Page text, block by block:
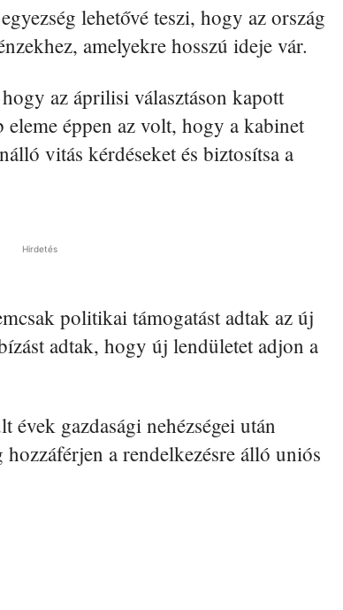
lehetővé teszi, hogy az ország
amelyekre hosszú ideje vár.
az áprilisi választáson kapott
éppen az volt, hogy a kabinet
vitás kérdéseket és biztosítsa a
Hirdetés
politikai támogatást adtak az új
adtak, hogy új lendületet adjon a
gazdasági nehézségei után
a rendelkezésre álló uniós